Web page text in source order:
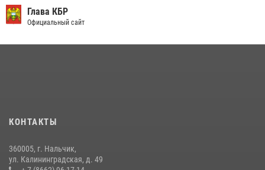
РАДИОРУБРИКи В КАБАРДИНО-БАЛКАРИИ
12 июля 2026, 03:30
В Кабардино-Балкарии при силовой поддержке Росгвардии изъяты
оружие и наркотические средства
Глава КБР
Официальный сайт
КОНТАКТЫ
360005, г. Нальчик,
ул. Калининградская, д. 49